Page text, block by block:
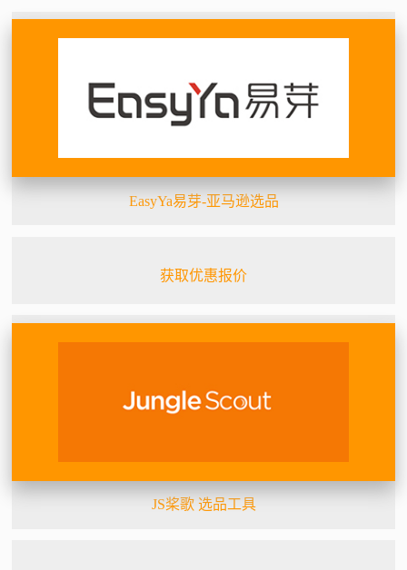
EasyYa易芽-亚马逊选品
获取优惠报价
JS桨歌 选品工具